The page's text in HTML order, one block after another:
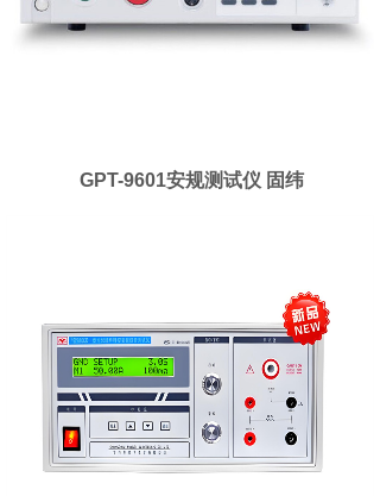
GPT-9601安规测试仪 固纬